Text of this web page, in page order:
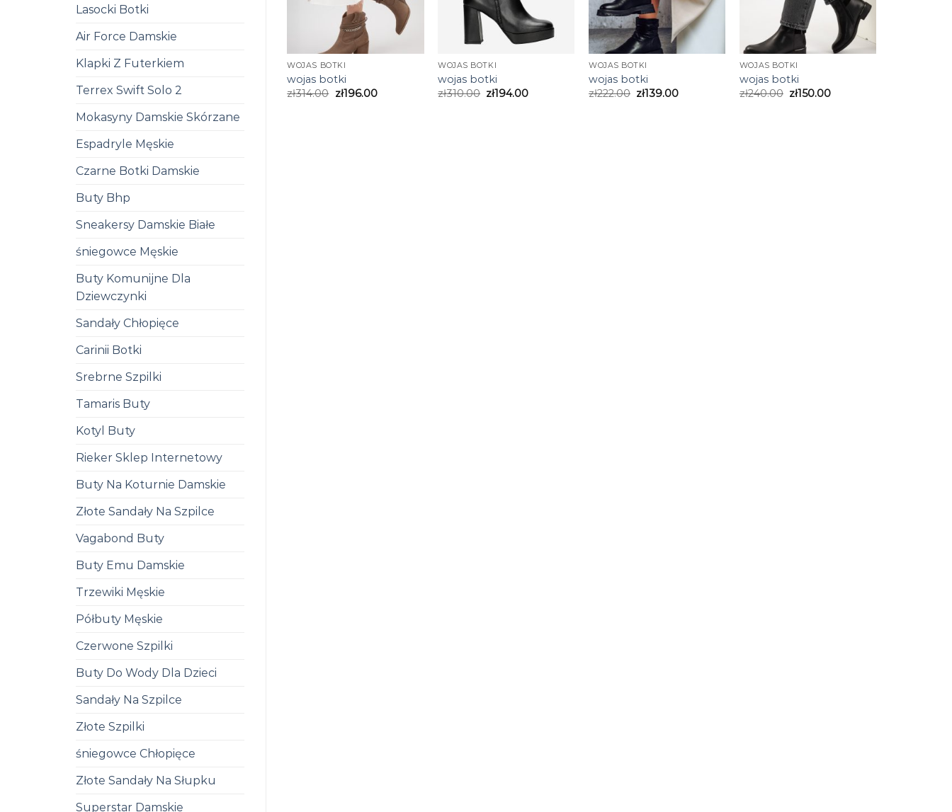
Lasocki Botki
Air Force Damskie
Klapki Z Futerkiem
Terrex Swift Solo 2
Mokasyny Damskie Skórzane
Espadryle Męskie
Czarne Botki Damskie
Buty Bhp
Sneakersy Damskie Białe
śniegowce Męskie
Buty Komunijne Dla
Dziewczynki
Sandały Chłopięce
Carinii Botki
Srebrne Szpilki
Tamaris Buty
Kotyl Buty
Rieker Sklep Internetowy
Buty Na Koturnie Damskie
Złote Sandały Na Szpilce
Vagabond Buty
Buty Emu Damskie
Trzewiki Męskie
Półbuty Męskie
Czerwone Szpilki
Buty Do Wody Dla Dzieci
Sandały Na Szpilce
Złote Szpilki
śniegowce Chłopięce
Złote Sandały Na Słupku
Superstar Damskie
WOJAS BOTKI
wojas botki
zł314.00 zł196.00
WOJAS BOTKI
wojas botki
zł310.00 zł194.00
WOJAS BOTKI
wojas botki
zł222.00 zł139.00
WOJAS BOTKI
wojas botki
zł240.00 zł150.00